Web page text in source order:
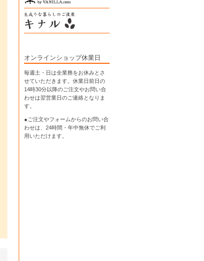
オンラインショップ休業日
毎週土・日は全業務をお休みとさ
せていただきます。休業日前日の
14時30分以降のご注文やお問い合
わせは翌営業日のご連絡となりま
す。
●ご注文やフォームからのお問い合
わせは、 24時間・年中無休でご利
用いただけます。